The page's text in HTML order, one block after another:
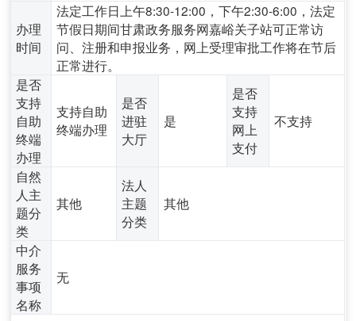
办理
时间
法定工作日上午8:30-12:00，下午2:30-6:00，法定
节假日期间甘肃政务服务网嘉峪关子站可正常访
问、注册和申报业务，网上受理审批工作将在节后
正常进行。
是否
支持
自助
终端
办理
支持自助
终端办理
是否
进驻
大厅
是
是否
支持
网上
支付
不支持
自然
人主
题分
类
其他
法人
主题
分类
其他
中介
服务
事项
名称
无